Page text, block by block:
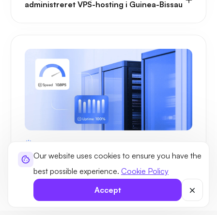
Our website uses cookies to ensure you have the
best possible experience. Cookie Policy
Accept
administreret VPS-hosting i Guinea-Bissau
Fordelene ved VPS-hosting i Guinea-
Bissau med Ultahost